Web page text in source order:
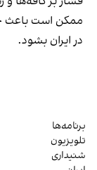
ممکن است باعث
در ایران بشود.
برنامه‌ها
تلویزیون
شنیداری